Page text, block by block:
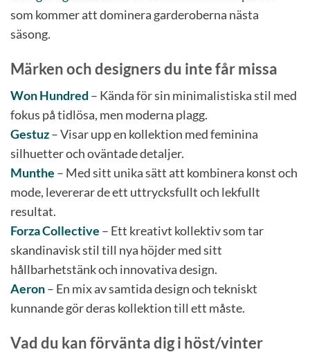
som kommer att dominera garderoberna nästa
säsong.
Märken och designers du inte får missa
Won Hundred – Kända för sin minimalistiska stil med
fokus på tidlösa, men moderna plagg.
Gestuz– Visar upp en kollektion med feminina
silhuetter och oväntade detaljer.
Munthe – Med sitt unika sätt att kombinera konst och
mode, levererar de ett uttrycksfullt och lekfullt
resultat.
Forza Collective – Ett kreativt kollektiv som tar
skandinavisk stil till nya höjder med sitt
hållbarhetstänk och innovativa design.
Aeron– En mix av samtida design och tekniskt
kunnande gör deras kollektion till ett måste.
Vad du kan förvänta dig i höst/vinter